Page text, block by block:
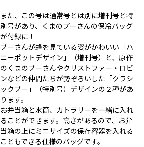
また、この号は通常号とは別に増刊号と特
別号があり、くまのプーさんの保冷バッグ
が付録に！
プーさんが蜂を見ている姿がかわいい「ハ
ニーポットデザイン」（増刊号）と、原作
のくまのプーさんやクリストファー・ロビ
ンなどの仲間たちが勢ぞろいした「クラシ
ックプー」（特別号）デザインの２種があ
ります。
お弁当箱と水筒、カトラリーを一緒に入れ
ることができます。高さがあるので、お弁
当箱の上にミニサイズの保存容器を入れる
こともできる仕様のバッグです。